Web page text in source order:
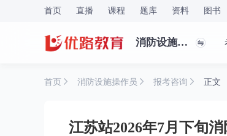
首页 直播 课程 题库 资料 图书
消防设施操作员
首页 消防设施操作员 报考咨询 正文
江苏站2026年7月下旬